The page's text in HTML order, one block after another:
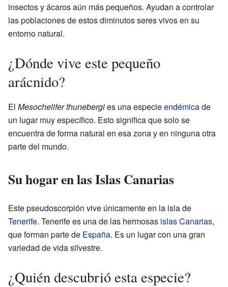
insectos y ácaros aún más pequeños. Ayudan a controlar
las poblaciones de estos diminutos seres vivos en su
entorno natural.
¿Dónde vive este pequeño
arácnido?
El Mesochelifer thunebergies una especieendémicade
un lugar muy específico. Esto significa que solo se
encuentra de forma natural en esa zona y en ninguna otra
parte del mundo.
Su hogar en las Islas Canarias
Este pseudoscorpión vive únicamente en la isla de
Tenerife. Tenerife es una de las hermosas islas Canarias,
que forman parte de España. Es un lugar con una gran
variedad de vida silvestre.
¿Quién descubrió esta especie?